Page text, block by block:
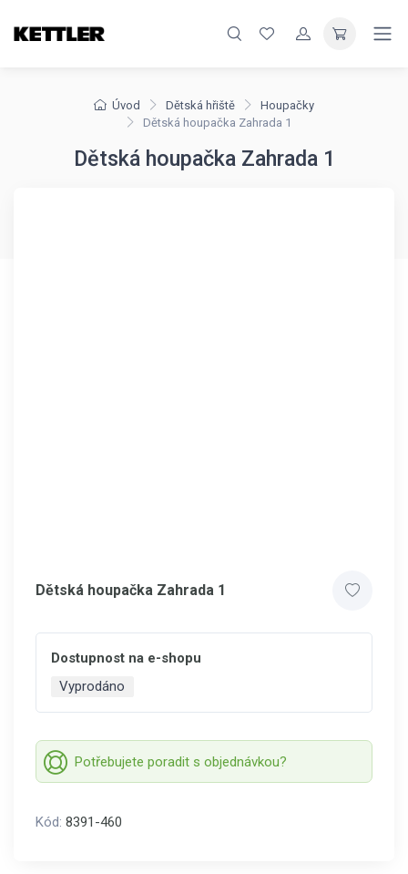
Úvod Dětská hřiště
Houpačky
Dětská houpačka Zahrada 1
Dětská houpačka Zahrada 1
Dětská houpačka Zahrada 1
Dostupnost na e-shopu
Vyprodáno
Potřebujete poradit s objednávkou?
Kód: 8391-460